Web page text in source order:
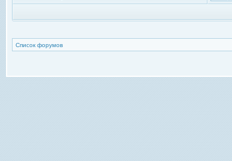
Список форумов